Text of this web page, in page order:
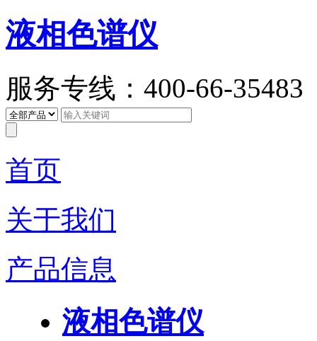
液相色谱仪
服务专线：400-66-35483
首页
关于我们
产品信息
液相色谱仪